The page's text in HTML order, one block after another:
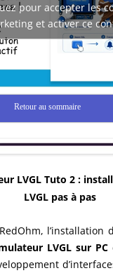
pour accepter les
et activer ce
Retour au sommaire
LVGL Tuto 2 :
LVGL pas à pas
l’installation
LVGL sur PC